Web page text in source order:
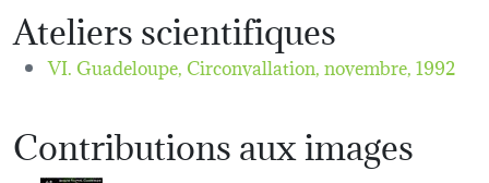
Ateliers scientifiques
VI. Guadeloupe, Circonvallation,novembre, 1992
Contributions aux images